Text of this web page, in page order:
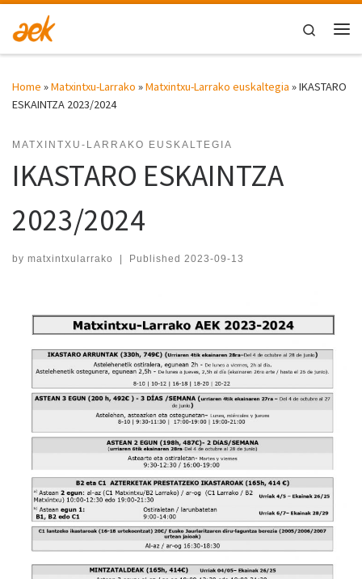
Skip to content
Search
Home »Matxintxu-Larrako »Matxintxu-Larrako euskaltegia »IKASTARO
ESKAINTZA 2023/2024
MATXINTXU-LARRAKO EUSKALTEGIA
IKASTARO ESKAINTZA
2023/2024
by matxintxularrako | Published 2023-09-13